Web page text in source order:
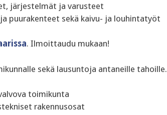
järjestelmät ja varusteet
puurakenteet sekä kaivu- ja louhintatyöt
. Ilmoittaudu mukaan!
sekä lausuntoja antaneille tahoille.
toimikunta
rakennusosat